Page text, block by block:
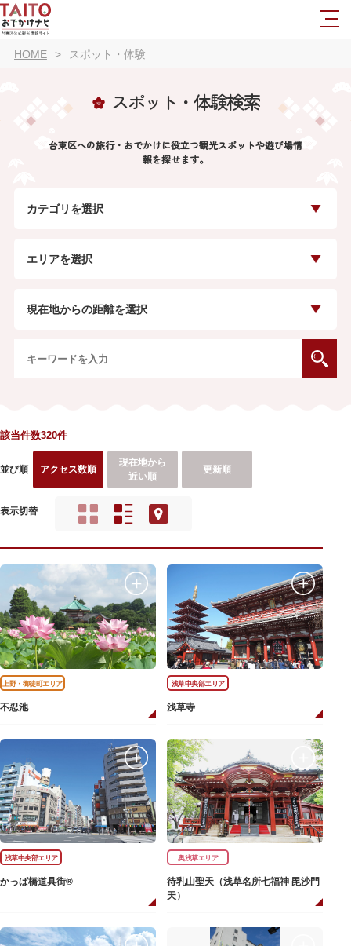
HOME スポット・体験
スポット・体験検索
台東区への旅行・おでかけに役立つ観光スポットや遊び場情
報を探せます。
カテゴリを選択
エリアを選択
現在地からの距離を選択
該当件数320件
並び順 アクセス数順
現在地から
近い順
更新順
表示切替
上野・御徒町エリア
不忍池
浅草中央部エリア
浅草寺
浅草中央部エリア
かっぱ橋道具街®
奥浅草エリア
待乳山聖天（浅草名所七福神 毘沙門
天）